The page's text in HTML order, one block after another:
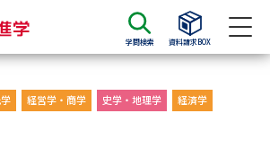
学問検索 資料請求BOX
料請求 資料検索
経営学・商学 史学・地理学
経済学